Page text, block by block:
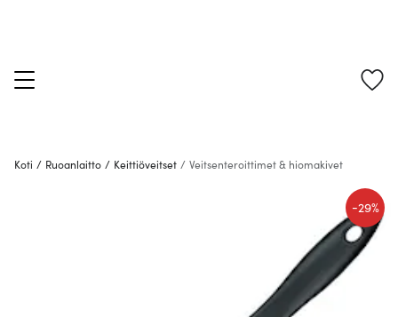
Koti / Ruoanlaitto / Keittiöveitset / Veitsenteroittimet & hiomakivet
-29%